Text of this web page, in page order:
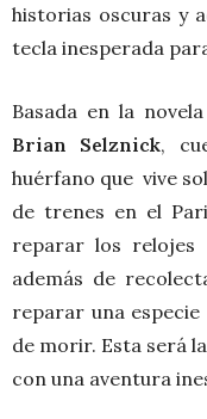
historias oscuras y
tecla inesperada
Basada en la novela
Brian Selznick,
huérfano que vive
de trenes en el
reparar los relojes
además de
reparar una
de morir. Esta será
con una aventura